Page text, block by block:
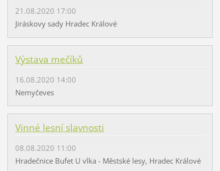
21.08.2020 17:00
Jiráskovy sady Hradec Králové
Výstava mečíků
16.08.2020 14:00
Nemyčeves
Vinné lesní slavnosti
08.08.2020 11:00
Hradečnice Bufet U vlka - Městské lesy, Hradec Králové